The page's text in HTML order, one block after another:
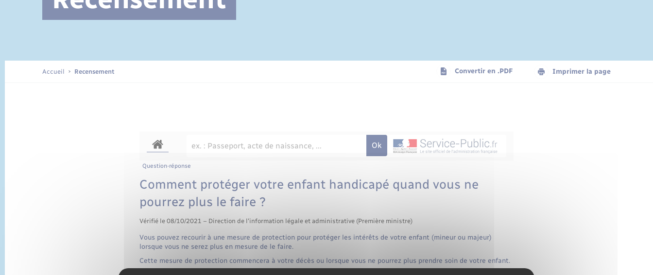
Documents d’identité
Accueil Recensement Convertir en .PDF Imprimer la page
Question-réponse
Comment protéger votre enfant handicapé quand vous ne
pourrez plus le faire ?
Vérifié le 08/10/2021 – Direction de l'information légale et administrative (Première ministre)
Vous pouvez recourir à une mesure de protection pour protéger les intérêts de votre enfant (mineur ou majeur)
lorsque vous ne serez plus en mesure de le faire.
Cette mesure de protection commencera à votre décès ou lorsque vous ne pourrez plus prendre soin de votre enfant.